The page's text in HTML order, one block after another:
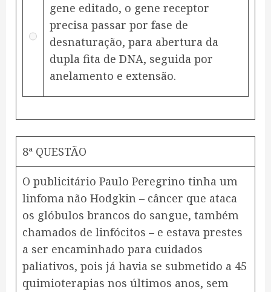
gene editado, o gene receptor
precisa passar por fase de
desnaturação, para abertura da
dupla fita de DNA, seguida por
anelamento e extensão.
8ª QUESTÃO
O publicitário Paulo Peregrino tinha um
linfoma não Hodgkin – câncer que ataca
os glóbulos brancos do sangue, também
chamados de linfócitos – e estava prestes
a ser encaminhado para cuidados
paliativos, pois já havia se submetido a 45
quimioterapias nos últimos anos, sem